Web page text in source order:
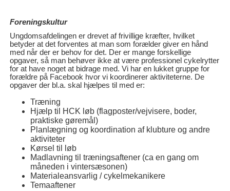
Foreningskultur
Ungdomsafdelingen er drevet af frivillige kræfter, hvilket
betyder at det forventes at man som forælder giver en hånd
med når der er behov for det. Der er mange forskellige
opgaver, så man behøver ikke at være professionel cykelrytter
for at have noget at bidrage med. Vi har en lukket gruppe for
forældre på Facebook hvor vi koordinerer aktiviteterne. De
opgaver der bl.a. skal hjælpes til med er:
Træning
Hjælp til HCK løb (flagposter/vejvisere, boder,
praktiske gøremål)
Planlægning og koordination af klubture og andre
aktiviteter
Kørsel til løb
Madlavning til træningsaftener (ca en gang om
måneden i vintersæsonen)
Materialeansvarlig / cykelmekanikere
Temaaftener